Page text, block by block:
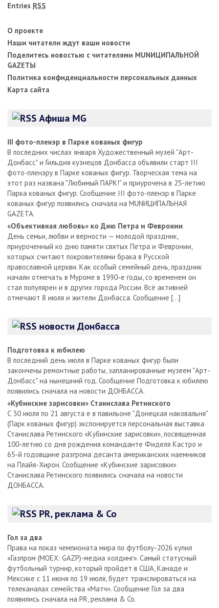
Entries RSS
О проекте
Наши читатели ждут ваши новости
Поделитесь новостью с читателями MUNИЦИПАЛЬНОЙ
GAZЕТЫ
Политика конфиденциальности персональных данных
Карта сайта
Афиша MG
III фото-пленэр в Парке кованых фигур
В последних числах января Художественный музей "Арт-
Донбасс" и Гильдия кузнецов Донбасса объявили старт III
фото-пленэру в Парке кованых фигур. Творческая тема на
этот раз названа "Любимый ПАРК!" и приурочена в 25-летию
Парка кованых фигур. Сообщение III фото-пленэр в Парке
кованых фигур появились сначала на MUNИЦИПАЛЬНАЯ
GAZЕТА.
«Объективная любовь» ко Дню Петра и Февронии
День семьи, любви и верности — молодой праздник,
приуроченный ко дню памяти святых Петра и Февронии,
которых считают покровителями брака в Русской
православной церкви. Как особый семейный день, праздник
начали отмечать в Муроме в 1990-е годы, со временем он
стал популярен и в других города России. Всё активней
отмечают 8 июля и жители Донбасса. Сообщение […]
новости Донбасса
Подготовка к юбилею
В последний день июля в Парке кованых фигур были
закончены ремонтные работы, запланированные музеем "Арт-
Донбасс" на нынешний год. Сообщение Подготовка к юбилею
появились сначала на новости ДОНБАССА.
«Кубинские зарисовки» Станислава Ретинского
С 30 июля по 21 августа е в павильоне "Донецкая наковальня"
(Парк кованых фигур) экспонируется персональная выставка
Станислава Ретинского «Кубинские зарисовки», посвященная
100-летию со дня рождения команданте Фиделя Кастро и
65-й годовщине разгрома десанта американских наемников
на Плайя-Хирон. Сообщение «Кубинские зарисовки»
Станислава Ретинского появились сначала на новости
ДОНБАССА.
PR, реклама & Co
Гол за два
Права на показ чемпионата мира по футболу-2026 купил
«Газпром (MOEX: GAZP)-медиа холдинг». Самый статусный
футбольный турнир, который пройдет в США, Канаде и
Мексике с 11 июня по 19 июля, будет транслироваться на
телеканалах семейства «Матч». Сообщение Гол за два
появились сначала на PR, реклама & Co.